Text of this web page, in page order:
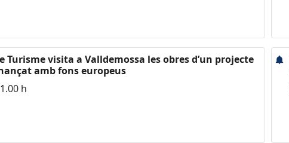
Turisme visita a Valldemossa les obres d’un projecte
amb fons europeus
h